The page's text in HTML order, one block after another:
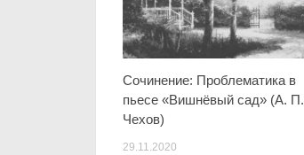
Сочинение: Проблематика в
пьесе «Вишнёвый сад» (А. П.
Чехов)
29.11.2020